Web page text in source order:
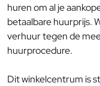
huren om al je
betaalbare huurprijs.
verhuur tegen de
huurprocedure.
Dit winkelcentrum is